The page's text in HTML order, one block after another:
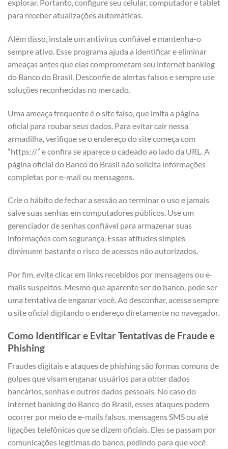
explorar. Portanto, configure seu celular, computador e tablet
para receber atualizações automáticas.
Além disso, instale um antivírus confiável e mantenha-o
sempre ativo. Esse programa ajuda a identificar e eliminar
ameaças antes que elas comprometam seu internet banking
do Banco do Brasil. Desconfie de alertas falsos e sempre use
soluções reconhecidas no mercado.
Uma ameaça frequente é o site falso, que imita a página
oficial para roubar seus dados. Para evitar cair nessa
armadilha, verifique se o endereço do site começa com
“https://” e confira se aparece o cadeado ao lado da URL. A
página oficial do Banco do Brasil não solicita informações
completas por e-mail ou mensagens.
Crie o hábito de fechar a sessão ao terminar o uso e jamais
salve suas senhas em computadores públicos. Use um
gerenciador de senhas confiável para armazenar suas
informações com segurança. Essas atitudes simples
diminuem bastante o risco de acessos não autorizados.
Por fim, evite clicar em links recebidos por mensagens ou e-
mails suspeitos. Mesmo que aparente ser do banco, pode ser
uma tentativa de enganar você. Ao desconfiar, acesse sempre
o site oficial digitando o endereço diretamente no navegador.
Como Identificar e Evitar Tentativas de Fraude e
Phishing
Fraudes digitais e ataques de phishing são formas comuns de
golpes que visam enganar usuários para obter dados
bancários, senhas e outros dados pessoais. No caso do
internet banking do Banco do Brasil, esses ataques podem
ocorrer por meio de e-mails falsos, mensagens SMS ou até
ligações telefônicas que se dizem oficiais. Eles se passam por
comunicações legítimas do banco, pedindo para que você